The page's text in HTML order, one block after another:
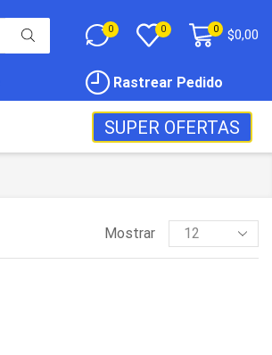
0 0 0 $0,00
Rastrear Pedido
SUPER OFERTAS
Mostrar